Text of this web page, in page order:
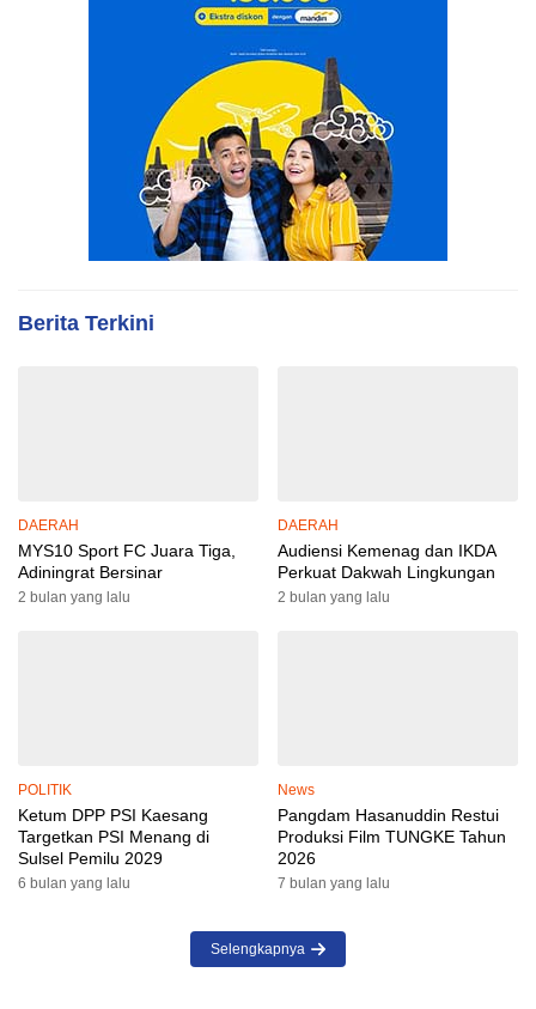
Berita Terkini
DAERAH
MYS10 Sport FC Juara Tiga,
Adiningrat Bersinar
2 bulan yang lalu
DAERAH
Audiensi Kemenag dan IKDA
Perkuat Dakwah Lingkungan
2 bulan yang lalu
POLITIK
Ketum DPP PSI Kaesang
Targetkan PSI Menang di
Sulsel Pemilu 2029
6 bulan yang lalu
News
Pangdam Hasanuddin Restui
Produksi Film TUNGKE Tahun
2026
7 bulan yang lalu
Selengkapnya